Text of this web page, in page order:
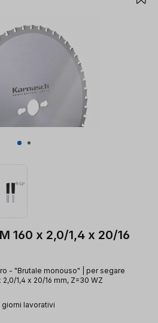
160 x 2,0/1,4 x 20/16
- "Brutale monouso" | per segare
1,4 x 20/16 mm, Z=30 WZ
lavorativi